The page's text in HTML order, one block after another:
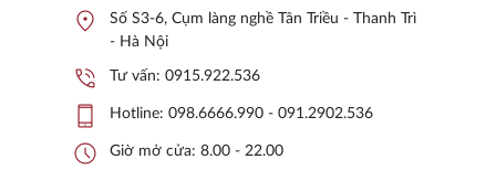
location_on
Số S3-6, Cụm làng nghề Tân Triều - Thanh Trì
- Hà Nội
phone_in_talk Tư vấn: 0915.922.536
phone_iphone Hotline: 098.6666.990 - 091.2902.536
schedule Giờ mở cửa: 8.00 - 22.00